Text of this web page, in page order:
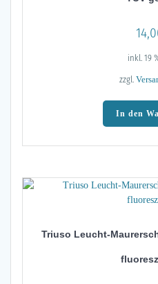
inkl. 19
zzgl.
In den
Triuso Leucht-